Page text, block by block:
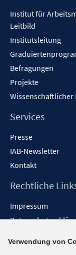
Institut für
Leitbild
Institutsleitung
Befragungen
Projekte
Wissenschaftlicher
Services
Presse
IAB-Newsletter
Kontakt
Rechtliche
Impressum
Barrieren melden
Verwendung von